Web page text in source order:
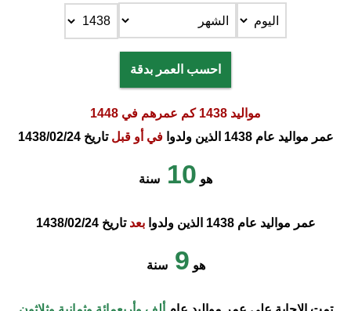
احسب العمر بدقة
مواليد 1438 كم عمرهم في 1448
عمر مواليد عام 1438 الذين ولدوا
في أو قبلتاريخ 1438/02/24
هو 10 سنة
عمر مواليد عام 1438 الذين ولدوا بعدتاريخ 1438/02/24
هو 9 سنة